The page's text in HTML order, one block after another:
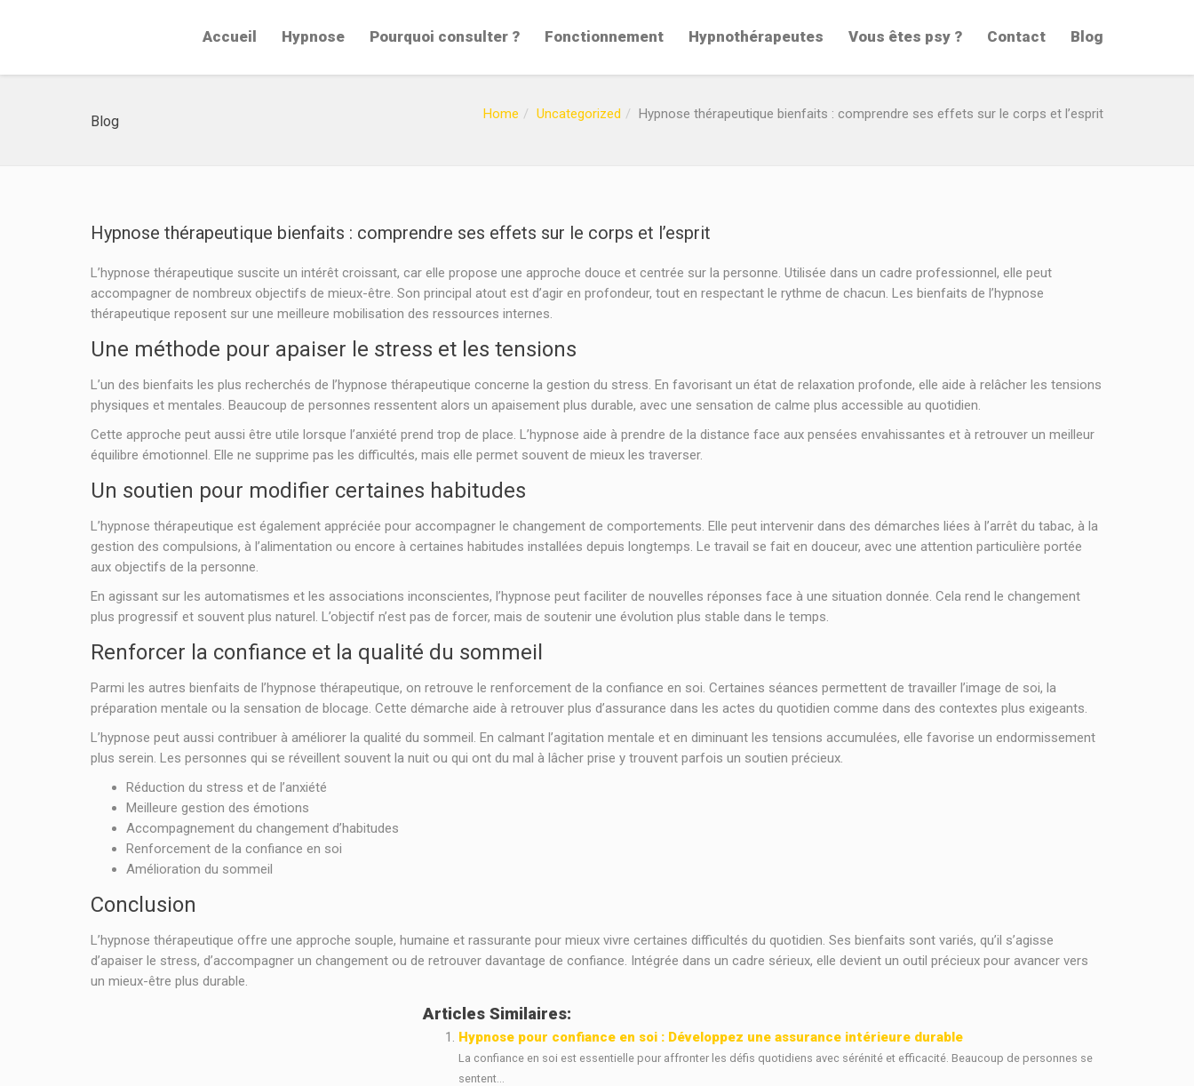
Accueil Hypnose Pourquoi consulter ? Fonctionnement Hypnothérapeutes Vous êtes psy ? Contact Blog
Blog Home Uncategorized Hypnose thérapeutique bienfaits : comprendre ses effets sur le corps et l’esprit
Hypnose thérapeutique bienfaits : comprendre ses effets sur le corps et l’esprit
L’hypnose thérapeutique suscite un intérêt croissant, car elle propose une approche douce et centrée sur la personne. Utilisée dans un cadre professionnel, elle peut
accompagner de nombreux objectifs de mieux-être. Son principal atout est d’agir en profondeur, tout en respectant le rythme de chacun. Les bienfaits de l’hypnose
thérapeutique reposent sur une meilleure mobilisation des ressources internes.
Une méthode pour apaiser le stress et les tensions
L’un des bienfaits les plus recherchés de l’hypnose thérapeutique concerne la gestion du stress. En favorisant un état de relaxation profonde, elle aide à relâcher les tensions
physiques et mentales. Beaucoup de personnes ressentent alors un apaisement plus durable, avec une sensation de calme plus accessible au quotidien.
Cette approche peut aussi être utile lorsque l’anxiété prend trop de place. L’hypnose aide à prendre de la distance face aux pensées envahissantes et à retrouver un meilleur
équilibre émotionnel. Elle ne supprime pas les difficultés, mais elle permet souvent de mieux les traverser.
Un soutien pour modifier certaines habitudes
L’hypnose thérapeutique est également appréciée pour accompagner le changement de comportements. Elle peut intervenir dans des démarches liées à l’arrêt du tabac, à la
gestion des compulsions, à l’alimentation ou encore à certaines habitudes installées depuis longtemps. Le travail se fait en douceur, avec une attention particulière portée
aux objectifs de la personne.
En agissant sur les automatismes et les associations inconscientes, l’hypnose peut faciliter de nouvelles réponses face à une situation donnée. Cela rend le changement
plus progressif et souvent plus naturel. L’objectif n’est pas de forcer, mais de soutenir une évolution plus stable dans le temps.
Renforcer la confiance et la qualité du sommeil
Parmi les autres bienfaits de l’hypnose thérapeutique, on retrouve le renforcement de la confiance en soi. Certaines séances permettent de travailler l’image de soi, la
préparation mentale ou la sensation de blocage. Cette démarche aide à retrouver plus d’assurance dans les actes du quotidien comme dans des contextes plus exigeants.
L’hypnose peut aussi contribuer à améliorer la qualité du sommeil. En calmant l’agitation mentale et en diminuant les tensions accumulées, elle favorise un endormissement
plus serein. Les personnes qui se réveillent souvent la nuit ou qui ont du mal à lâcher prise y trouvent parfois un soutien précieux.
Réduction du stress et de l’anxiété
Meilleure gestion des émotions
Accompagnement du changement d’habitudes
Renforcement de la confiance en soi
Amélioration du sommeil
Conclusion
L’hypnose thérapeutique offre une approche souple, humaine et rassurante pour mieux vivre certaines difficultés du quotidien. Ses bienfaits sont variés, qu’il s’agisse
d’apaiser le stress, d’accompagner un changement ou de retrouver davantage de confiance. Intégrée dans un cadre sérieux, elle devient un outil précieux pour avancer vers
un mieux-être plus durable.
Articles Similaires:
Hypnose pour confiance en soi : Développez une assurance intérieure durable
La confiance en soi est essentielle pour affronter les défis quotidiens avec sérénité et efficacité. Beaucoup de personnes se
sentent...